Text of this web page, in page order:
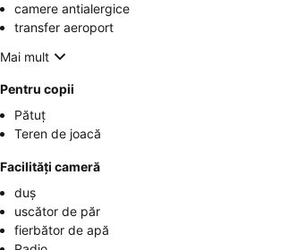
camere antialergice
transfer aeroport
Mai mult
Pentru copii
Pătuț
Teren de joacă
Facilități cameră
duș
uscător de păr
fierbător de apă